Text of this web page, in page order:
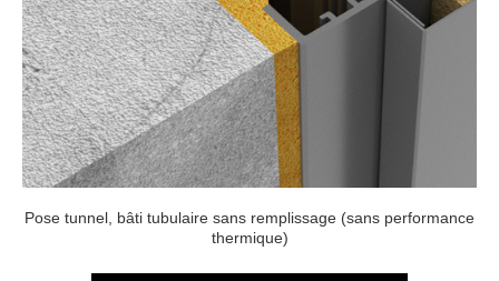
Pose tunnel, bâti tubulaire sans remplissage (sans performance
thermique)